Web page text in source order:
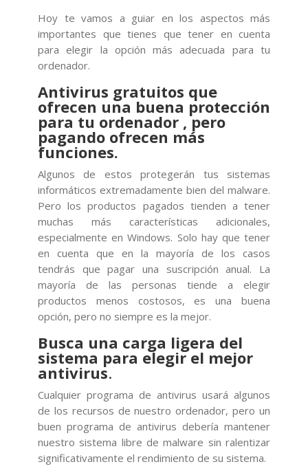
Hoy te vamos a guiar en los aspectos más
importantes que tienes que tener en cuenta
para elegir la opción más adecuada para tu
ordenador.
Antivirus gratuitos que
ofrecen una buena protección
para tu ordenador , pero
pagando ofrecen más
funciones.
Algunos de estos protegerán tus sistemas
informáticos extremadamente bien del malware.
Pero los productos pagados tienden a tener
muchas más características adicionales,
especialmente en Windows. Solo hay que tener
en cuenta que en la mayoría de los casos
tendrás que pagar una suscripción anual. La
mayoría de las personas tiende a elegir
productos menos costosos, es una buena
opción, pero no siempre es la mejor.
Busca una carga ligera del
sistema para elegir el mejor
antivirus.
Cualquier programa de antivirus usará algunos
de los recursos de nuestro ordenador, pero un
buen programa de antivirus debería mantener
nuestro sistema libre de malware sin ralentizar
significativamente el rendimiento de su sistema.